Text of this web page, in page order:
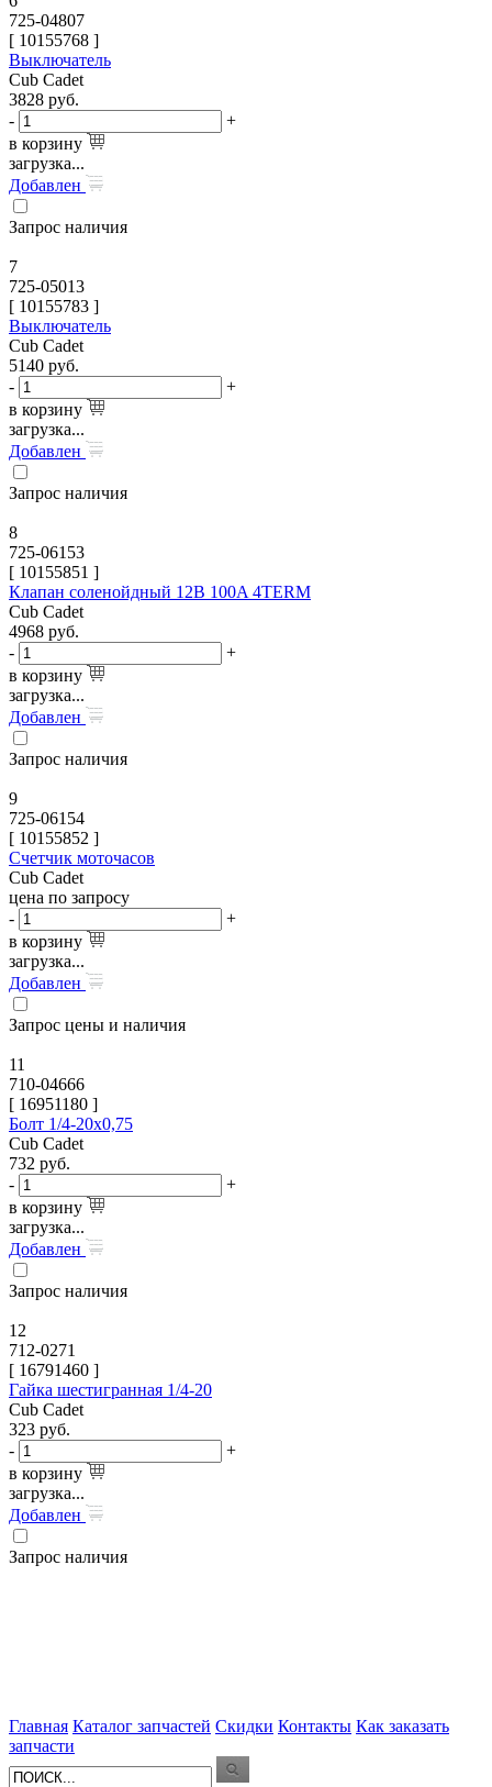
725-04807
[ 10155768 ]
Выключатель
Cub Cadet
3828 руб.
-
+
в корзину
загрузка...
Добавлен
Запрос наличия
7
725-05013
[ 10155783 ]
Выключатель
Cub Cadet
5140 руб.
-
+
в корзину
загрузка...
Добавлен
Запрос наличия
8
725-06153
[ 10155851 ]
Клапан соленойдный 12В 100A 4TERM
Cub Cadet
4968 руб.
-
+
в корзину
загрузка...
Добавлен
Запрос наличия
9
725-06154
[ 10155852 ]
Счетчик моточасов
Cub Cadet
цена по запросу
-
+
в корзину
загрузка...
Добавлен
Запрос цены и наличия
11
710-04666
[ 16951180 ]
Болт 1/4-20х0,75
Cub Cadet
732 руб.
-
+
в корзину
загрузка...
Добавлен
Запрос наличия
12
712-0271
[ 16791460 ]
Гайка шестигранная 1/4-20
Cub Cadet
323 руб.
-
+
в корзину
загрузка...
Добавлен
Запрос наличия
Главная Каталог запчастей Скидки Контакты Как заказать
запчасти